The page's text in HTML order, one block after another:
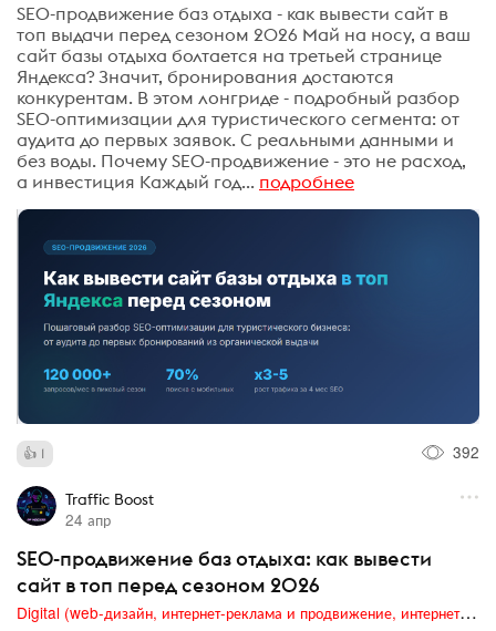
SEO-продвижение баз отдыха - как вывести сайт в
топ выдачи перед сезоном 2026 Май на носу, а ваш
сайт базы отдыха болтается на третьей странице
Яндекса? Значит, бронирования достаются
конкурентам. В этом лонгриде - подробный разбор
SEO-оптимизации для туристического сегмента: от
аудита до первых заявок. С реальными данными и
без воды. Почему SEO-продвижение - это не расход,
а инвестиция Каждый год... подробнее
1 392
Traffic Boost
24 апр
SEO-продвижение баз отдыха: как вывести
сайт в топ перед сезоном 2026
Digital (web-дизайн, интернет-реклама и продвижение, интернет-сообщества и блоги, интернет-коммуникации, мобильный маркетинг, реклама на цифровых экранах)